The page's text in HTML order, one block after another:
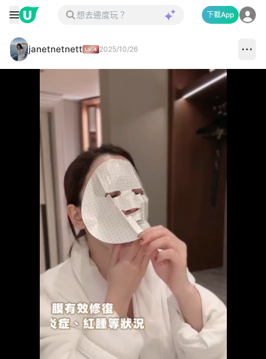
下載App
janetnetnett 2025/10/26